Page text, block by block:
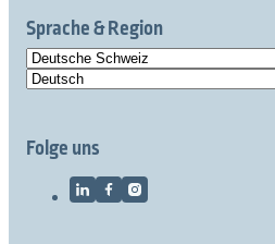
Sprache & Region
Folge uns